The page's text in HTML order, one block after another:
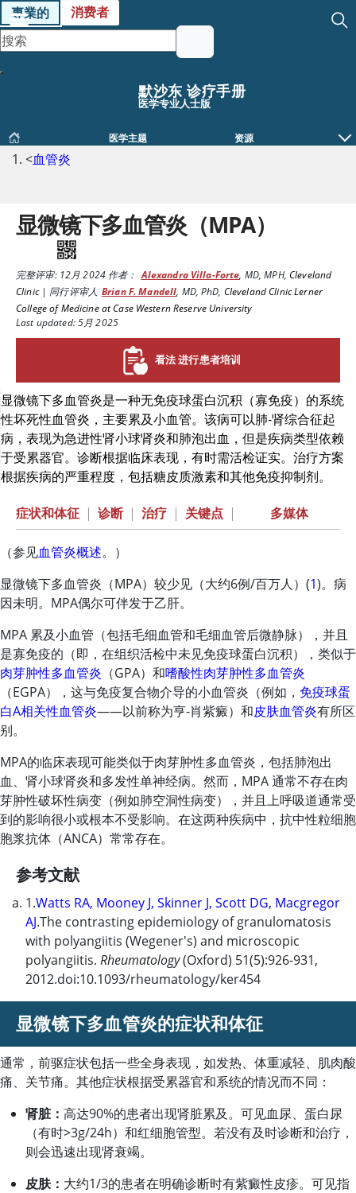
專業的 消费者
默沙东 诊疗手册
医学专业人士版
医学主题 资源
<血管炎
显微镜下多血管炎（MPA）
完整评审:12月 2024作者： Alexandra Villa-Forte, MD, MPH,Cleveland
Clinic| 同行评审人 Brian F. Mandell, MD, PhD, Cleveland Clinic Lerner
College of Medicine at Case Western Reserve University
Last updated: 5月 2025
看法 进行患者培训
显微镜下多血管炎是一种无免疫球蛋白沉积（寡免疫）的系统
性坏死性血管炎，主要累及小血管。该病可以肺-肾综合征起
病，表现为急进性肾小球肾炎和肺泡出血，但是疾病类型依赖
于受累器官。诊断根据临床表现，有时需活检证实。治疗方案
根据疾病的严重程度，包括糖皮质激素和其他免疫抑制剂。
症状和体征 | 诊断 | 治疗 | 关键点 | 多媒体
（参见血管炎概述。）
显微镜下多血管炎（MPA）较少见（大约6例/百万人）(1)。病
因未明。MPA偶尔可伴发于乙肝。
MPA 累及小血管（包括毛细血管和毛细血管后微静脉），并且
是寡免疫的（即，在组织活检中未见免疫球蛋白沉积），类似于
肉芽肿性多血管炎 （GPA）和嗜酸性肉芽肿性多血管炎
（EGPA），这与免疫复合物介导的小血管炎（例如， 免疫球蛋
白A相关性血管炎——以前称为亨-肖紫癜）和皮肤血管炎有所区
别。
MPA的临床表现可能类似于肉芽肿性多血管炎，包括肺泡出
血、肾小球肾炎和多发性单神经病。然而，MPA 通常不存在肉
芽肿性破坏性病变（例如肺空洞性病变），并且上呼吸道通常受
到的影响很小或根本不受影响。在这两种疾病中，抗中性粒细胞
胞浆抗体（ANCA）常常存在。
参考文献
1.Watts RA, Mooney J, Skinner J, Scott DG, Macgregor
AJ.The contrasting epidemiology of granulomatosis
with polyangiitis (Wegener's) and microscopic
polyangiitis. Rheumatology(Oxford) 51(5):926-931,
2012.doi:10.1093/rheumatology/ker454
显微镜下多血管炎的症状和体征
通常，前驱症状包括一些全身表现，如发热、体重减轻、肌肉酸
痛、关节痛。其他症状根据受累器官和系统的情况而不同：
肾脏： 高达90%的患者出现肾脏累及。可见血尿、蛋白尿
（有时>3g/24h）和红细胞管型。若没有及时诊断和治疗，
则会迅速出现肾衰竭。
皮肤： 大约1/3的患者在明确诊断时有紫癜性皮疹。可见指